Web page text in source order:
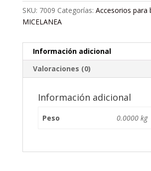
SKU: 7009 Categorías: Accesorios para
MICELANEA
Información adicional
Valoraciones (0)
Información adicional
Peso 0.0000 kg